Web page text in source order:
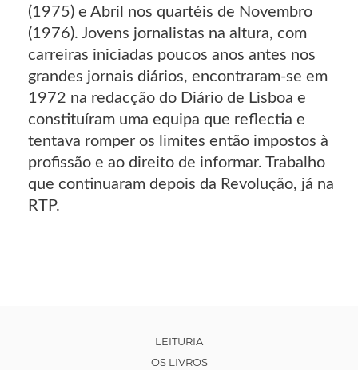
(1975) e Abril nos quartéis de Novembro
(1976). Jovens jornalistas na altura, com
carreiras iniciadas poucos anos antes nos
grandes jornais diários, encontraram-se em
1972 na redacção do Diário de Lisboa e
constituíram uma equipa que reflectia e
tentava romper os limites então impostos à
profissão e ao direito de informar. Trabalho
que continuaram depois da Revolução, já na
RTP.
LEITURIA
OS LIVROS